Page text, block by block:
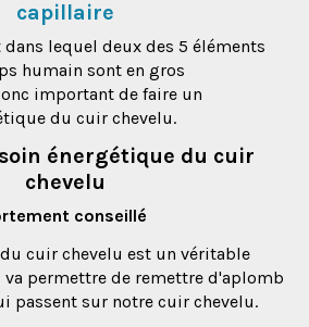
capillaire
dans lequel deux des 5 éléments
humain sont en gros
important de faire un
du cuir chevelu.
soin énergétique du cuir
chevelu
conseillé
cuir chevelu est un véritable
permettre de remettre d'aplomb
passent sur notre cuir chevelu.